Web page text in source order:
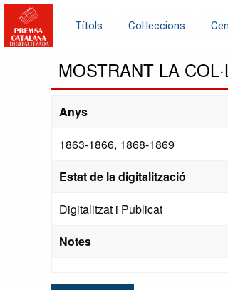
Títols Col·leccions
MOSTRANT LA
Anys
1863-1866, 1868-1869
Estat de la digitalització
Digitalitzat i Publicat
Notes